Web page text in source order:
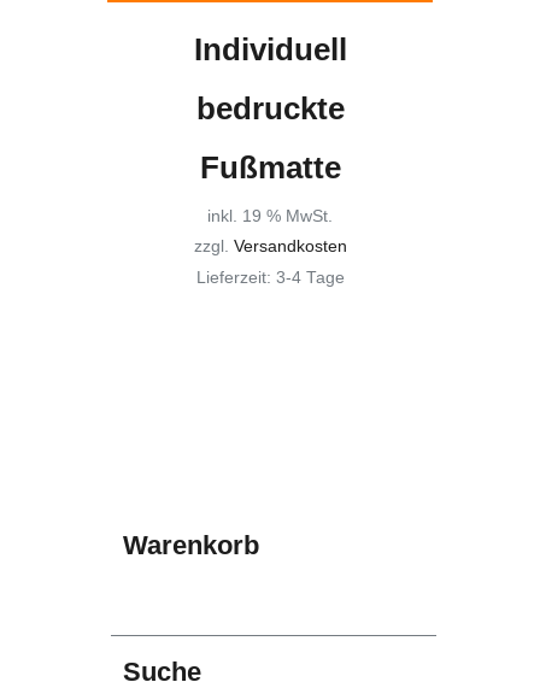
Individuell
bedruckte
Fußmatte
inkl. 19 % MwSt.
zzgl. Versandkosten
Lieferzeit: 3-4 Tage
Warenkorb
Suche